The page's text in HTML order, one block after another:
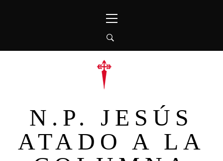
principal
N.P. JESÚS
ATADO A LA